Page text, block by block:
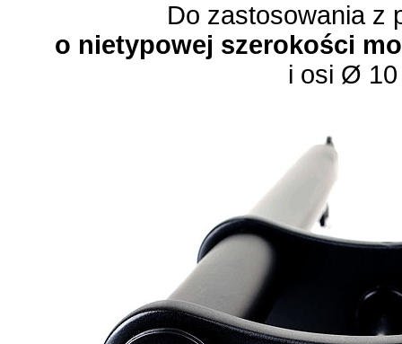
Do zastosowania z
o nietypowej szerokości
i osi Ø